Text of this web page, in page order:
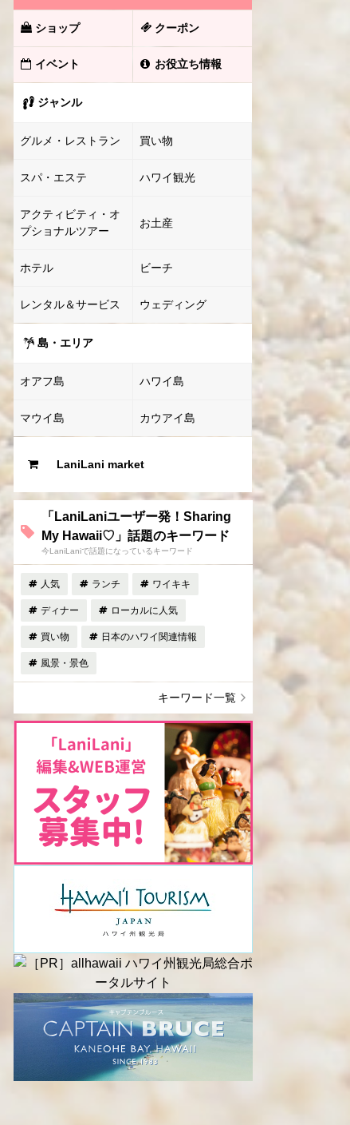
ショップ クーポン
イベント お役立ち情報
ジャンル
グルメ・レストラン 買い物
スパ・エステ ハワイ観光
アクティビティ・オ
プショナルツアー
お土産
ホテル ビーチ
レンタル＆サービス ウェディング
島・エリア
オアフ島 ハワイ島
マウイ島 カウアイ島
LaniLani market
「LaniLaniユーザー発！Sharing
My Hawaii♡」話題のキーワード
今LaniLaniで話題になっているキーワード
人気 ランチ ワイキキ
ディナー ローカルに人気
買い物 日本のハワイ関連情報
風景・景色
キーワード一覧